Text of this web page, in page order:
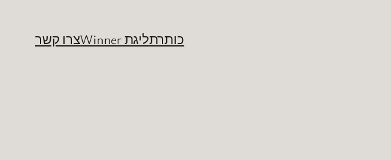
כותרתליגת Winner צרו קשר